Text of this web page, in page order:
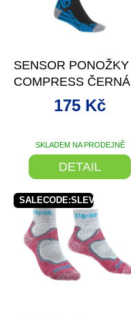
SENSOR PONOŽKY
COMPRESS ČERNÁ
SKLADEM NA PRODEJNĚ
175 Kč
DETAIL
SALECODE:SLEVAX5:5:%